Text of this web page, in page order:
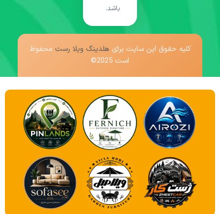
باشد.
کلیه حقوق این سایت برای هلدینگ ویلا رست محفوظ
است 2025©